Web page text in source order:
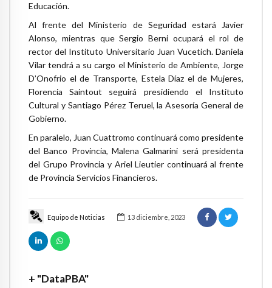
Equipo de Noticias 13 diciembre, 2023
+ "DataPBA"
Educación.
Al frente del Ministerio de Seguridad estará Javier
Alonso, mientras que Sergio Berni ocupará el rol de
rector del Instituto Universitario Juan Vucetich. Daniela
Vilar tendrá a su cargo el Ministerio de Ambiente, Jorge
D’Onofrio el de Transporte, Estela Díaz el de Mujeres,
Florencia Saintout seguirá presidiendo el Instituto
Cultural y Santiago Pérez Teruel, la Asesoría General de
Gobierno.
En paralelo, Juan Cuattromo continuará como presidente
del Banco Provincia, Malena Galmarini será presidenta
del Grupo Provincia y Ariel Lieutier continuará al frente
de Provincia Servicios Financieros.